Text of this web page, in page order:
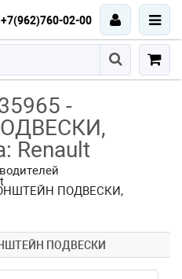
+7(962)760-02-00
-
Renault
ПОДВЕСКИ,
ПОДВЕСКИ